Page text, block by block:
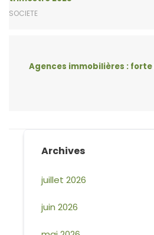
SOCIETE
Agences immobilières :
Archives
juillet 2026
juin 2026